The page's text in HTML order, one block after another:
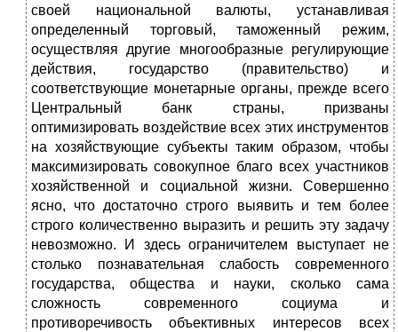
своей национальной валюты, устанавливая
определенный торговый, таможенный режим,
осуществляя другие многообразные регулирующие
действия, государство (правительство) и
соответствующие монетарные органы, прежде всего
Центральный банк страны, призваны
оптимизировать воздействие всех этих инструментов
на хозяйствующие субъекты таким образом, чтобы
максимизировать совокупное благо всех участников
хозяйственной и социальной жизни. Совершенно
ясно, что достаточно строго выявить и тем более
строго количественно выразить и решить эту задачу
невозможно. И здесь ограничителем выступает не
столько познавательная слабость современного
государства, общества и науки, сколько сама
сложность современного социума и
противоречивость объективных интересов всех